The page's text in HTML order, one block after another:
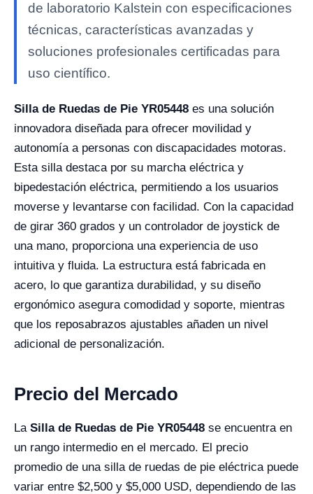
de laboratorio Kalstein con especificaciones
técnicas, características avanzadas y
soluciones profesionales certificadas para
uso científico.
Silla de Ruedas de Pie YR05448 es una solución
innovadora diseñada para ofrecer movilidad y
autonomía a personas con discapacidades motoras.
Esta silla destaca por su marcha eléctrica y
bipedestación eléctrica, permitiendo a los usuarios
moverse y levantarse con facilidad. Con la capacidad
de girar 360 grados y un controlador de joystick de
una mano, proporciona una experiencia de uso
intuitiva y fluida. La estructura está fabricada en
acero, lo que garantiza durabilidad, y su diseño
ergonómico asegura comodidad y soporte, mientras
que los reposabrazos ajustables añaden un nivel
adicional de personalización.
Precio del Mercado
La Silla de Ruedas de Pie YR05448 se encuentra en
un rango intermedio en el mercado. El precio
promedio de una silla de ruedas de pie eléctrica puede
variar entre $2,500 y $5,000 USD, dependiendo de las